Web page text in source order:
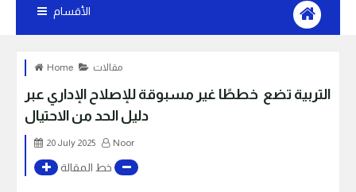
الأقسام
Home مقالات
التربية تضع خططًا غير مسبوقة للإصلاح الإداري عبر
دليل الحد من الاحتيال
20 July 2025 Noor
خط المقالة